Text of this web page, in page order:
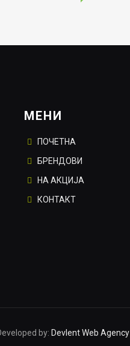
МЕНИ
ПОЧЕТНА
БРЕНДОВИ
НА АКЦИЈА
КОНТАКТ
by: Devlent Web Agency